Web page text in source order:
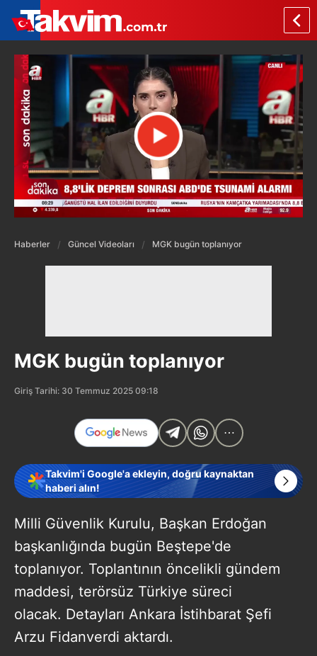
Haberler Güncel Videoları MGK bugün toplanıyor
MGK bugün toplanıyor
Giriş Tarihi: 30 Temmuz 2025 09:18
Takvim'i Google'a ekleyin, doğru kaynaktan
haberi alın!
Milli Güvenlik Kurulu, Başkan Erdoğan
başkanlığında bugün Beştepe'de
toplanıyor. Toplantının öncelikli gündem
maddesi, terörsüz Türkiye süreci
olacak. Detayları Ankara İstihbarat Şefi
Arzu Fidanverdi aktardı.